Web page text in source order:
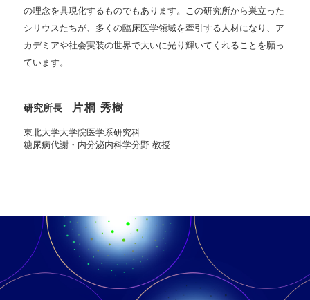
の理念を具現化するものでもあります。この研究所から巣立った
シリウスたちが、多くの臨床医学領域を牽引する人材になり、ア
カデミアや社会実装の世界で大いに光り輝いてくれることを願っ
ています。
研究所長 片桐 秀樹
東北大学大学院医学系研究科
糖尿病代謝・内分泌内科学分野 教授